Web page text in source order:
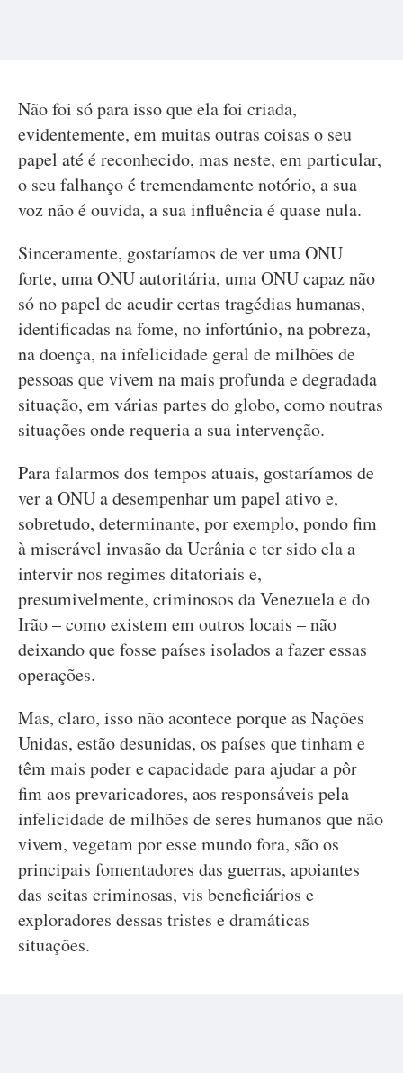
Não foi só para isso que ela foi criada,
evidentemente, em muitas outras coisas o seu
papel até é reconhecido, mas neste, em particular,
o seu falhanço é tremendamente notório, a sua
voz não é ouvida, a sua influência é quase nula.
Sinceramente, gostaríamos de ver uma ONU
forte, uma ONU autoritária, uma ONU capaz não
só no papel de acudir certas tragédias humanas,
identificadas na fome, no infortúnio, na pobreza,
na doença, na infelicidade geral de milhões de
pessoas que vivem na mais profunda e degradada
situação, em várias partes do globo, como noutras
situações onde requeria a sua intervenção.
Para falarmos dos tempos atuais, gostaríamos de
ver a ONU a desempenhar um papel ativo e,
sobretudo, determinante, por exemplo, pondo fim
à miserável invasão da Ucrânia e ter sido ela a
intervir nos regimes ditatoriais e,
presumivelmente, criminosos da Venezuela e do
Irão – como existem em outros locais – não
deixando que fosse países isolados a fazer essas
operações.
Mas, claro, isso não acontece porque as Nações
Unidas, estão desunidas, os países que tinham e
têm mais poder e capacidade para ajudar a pôr
fim aos prevaricadores, aos responsáveis pela
infelicidade de milhões de seres humanos que não
vivem, vegetam por esse mundo fora, são os
principais fomentadores das guerras, apoiantes
das seitas criminosas, vis beneficiários e
exploradores dessas tristes e dramáticas
situações.